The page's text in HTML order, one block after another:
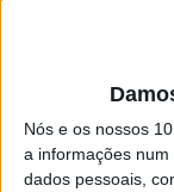
Nós e os nossos
a informações
dados pessoais,
satisfaz e
penso
isso